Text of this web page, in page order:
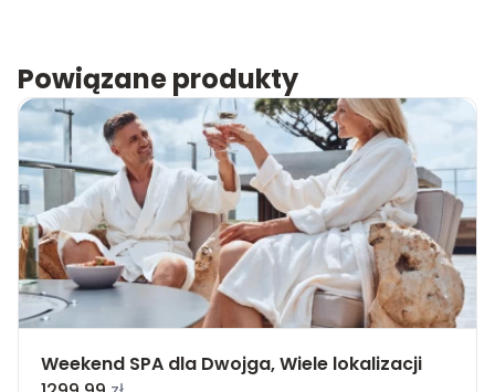
Powiązane produkty
Weekend SPA dla Dwojga, Wiele lokalizacji